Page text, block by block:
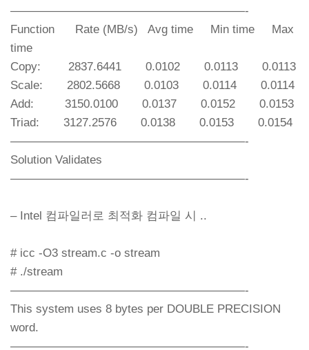
————————————————————-
Function Rate (MB/s) Avg time Min time Max
time
Copy: 2837.6441 0.0102 0.0113 0.0113
Scale: 2802.5668 0.0103 0.0114 0.0114
Add: 3150.0100 0.0137 0.0152 0.0153
Triad: 3127.2576 0.0138 0.0153 0.0154
————————————————————-
Solution Validates
————————————————————-
– Intel 컴파일러로 최적화 컴파일 시 ..
# icc -O3 stream.c -o stream
# ./stream
————————————————————-
This system uses 8 bytes per DOUBLE PRECISION
word.
————————————————————-